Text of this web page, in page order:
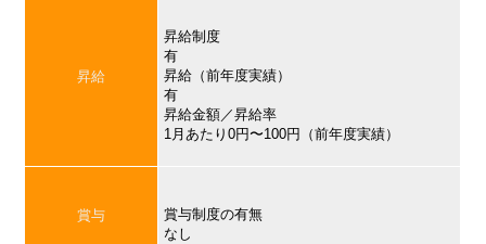
昇給
昇給制度
有
昇給（前年度実績）
有
昇給金額／昇給率
1月あたり0円〜100円（前年度実績）
賞与
賞与制度の有無
なし